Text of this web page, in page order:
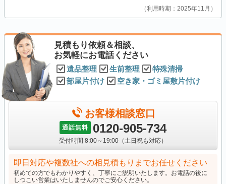
利用時期：2025年11月
見積もり依頼＆相談、
お気軽にお電話ください
遺品整理 生前整理
特殊清掃
部屋片付け
空き家・ゴミ屋敷片付け
お客様相談窓口
通話無料 0120-905-734
受付時間 8:00～19:00（土日祝も対応）
即日対応や複数社への相見積もりまでお任せください
初めての方でもわかりやすく、丁寧にご説明いたします。お電話の後に
しつこい営業はいたしませんのでご安心ください。